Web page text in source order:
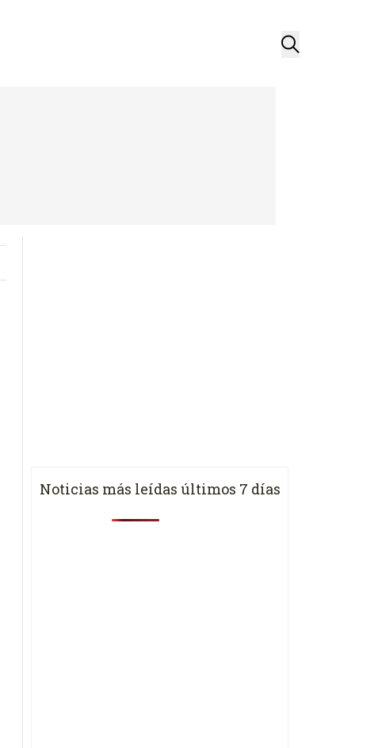
Noticias más leídas últimos 7 días